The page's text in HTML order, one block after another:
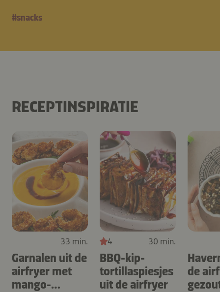
#snacks
RECEPTINSPIRATIE
33 min.
Garnalen uit de
airfryer met
mango-
4 30 min.
BBQ-kip-
tortillaspiesjes
uit de airfryer
de